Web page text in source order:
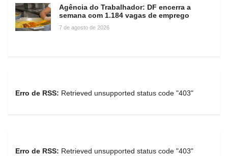
Agência do Trabalhador: DF encerra a
semana com 1.184 vagas de emprego
7 de agosto de 2026
Erro de RSS: Retrieved unsupported status code "403"
Erro de RSS: Retrieved unsupported status code "403"